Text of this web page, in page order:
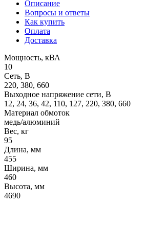
Описание
Вопросы и ответы
Как купить
Оплата
Доставка
Мощность, кВА
10
Сеть, В
220, 380, 660
Выходное напряжение сети, В
12, 24, 36, 42, 110, 127, 220, 380, 660
Материал обмоток
медь/алюминий
Вес, кг
95
Длина, мм
455
Ширина, мм
460
Высота, мм
4690